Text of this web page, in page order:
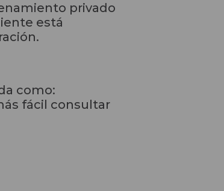
privado
está
como:
fácil consultar